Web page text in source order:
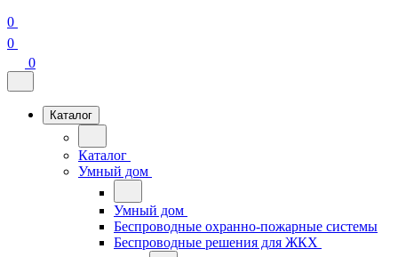
0
0
0
Каталог
Каталог
Умный дом
Умный дом
Беспроводные охранно-пожарные системы
Беспроводные решения для ЖКХ